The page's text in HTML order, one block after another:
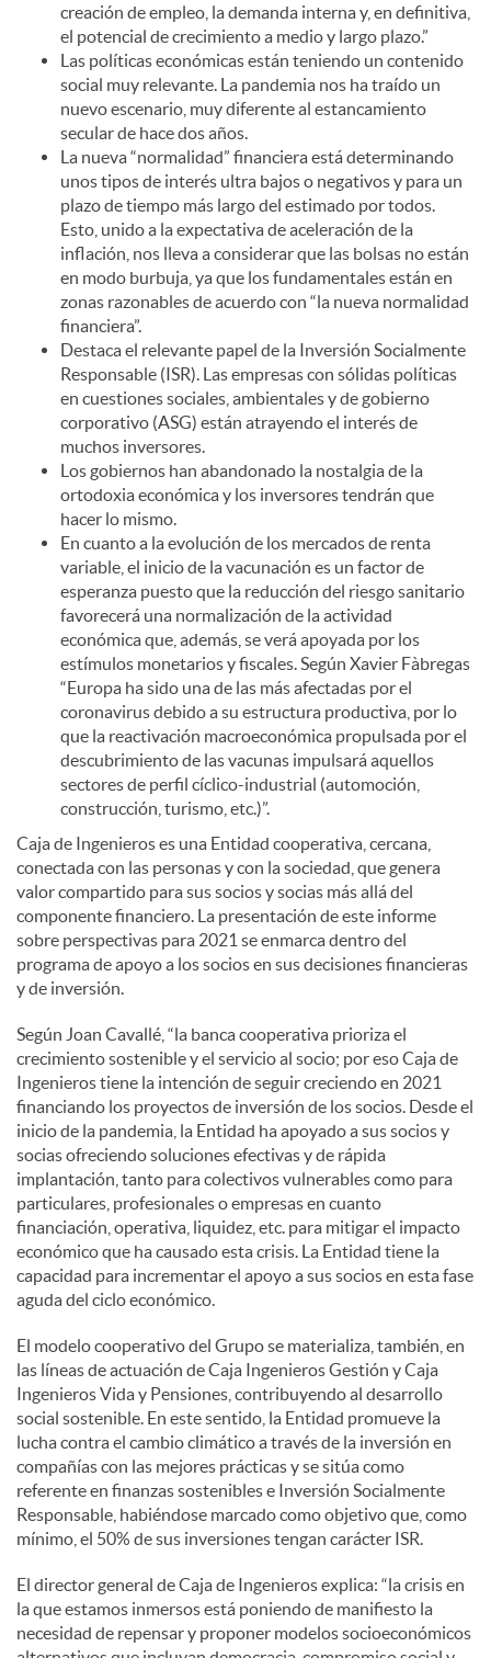
creación de empleo, la demanda interna y, en definitiva,
el potencial de crecimiento a medio y largo plazo.”
Las políticas económicas están teniendo un contenido
social muy relevante. La pandemia nos ha traído un
nuevo escenario, muy diferente al estancamiento
secular de hace dos años.
La nueva “normalidad” financiera está determinando
unos tipos de interés ultra bajos o negativos y para un
plazo de tiempo más largo del estimado por todos.
Esto, unido a la expectativa de aceleración de la
inflación, nos lleva a considerar que las bolsas no están
en modo burbuja, ya que los fundamentales están en
zonas razonables de acuerdo con “la nueva normalidad
financiera”.
Destaca el relevante papel de la Inversión Socialmente
Responsable (ISR). Las empresas con sólidas políticas
en cuestiones sociales, ambientales y de gobierno
corporativo (ASG) están atrayendo el interés de
muchos inversores.
Los gobiernos han abandonado la nostalgia de la
ortodoxia económica y los inversores tendrán que
hacer lo mismo.
En cuanto a la evolución de los mercados de renta
variable, el inicio de la vacunación es un factor de
esperanza puesto que la reducción del riesgo sanitario
favorecerá una normalización de la actividad
económica que, además, se verá apoyada por los
estímulos monetarios y fiscales. Según Xavier Fàbregas
“Europa ha sido una de las más afectadas por el
coronavirus debido a su estructura productiva, por lo
que la reactivación macroeconómica propulsada por el
descubrimiento de las vacunas impulsará aquellos
sectores de perfil cíclico-industrial (automoción,
construcción, turismo, etc.)”.
Caja de Ingenieros es una Entidad cooperativa, cercana,
conectada con las personas y con la sociedad, que genera
valor compartido para sus socios y socias más allá del
componente financiero. La presentación de este informe
sobre perspectivas para 2021 se enmarca dentro del
programa de apoyo a los socios en sus decisiones financieras
y de inversión.
Según Joan Cavallé, “la banca cooperativa prioriza el
crecimiento sostenible y el servicio al socio; por eso Caja de
Ingenieros tiene la intención de seguir creciendo en 2021
financiando los proyectos de inversión de los socios. Desde el
inicio de la pandemia, la Entidad ha apoyado a sus socios y
socias ofreciendo soluciones efectivas y de rápida
implantación, tanto para colectivos vulnerables como para
particulares, profesionales o empresas en cuanto
financiación, operativa, liquidez, etc. para mitigar el impacto
económico que ha causado esta crisis. La Entidad tiene la
capacidad para incrementar el apoyo a sus socios en esta fase
aguda del ciclo económico.
El modelo cooperativo del Grupo se materializa, también, en
las líneas de actuación de Caja Ingenieros Gestión y Caja
Ingenieros Vida y Pensiones, contribuyendo al desarrollo
social sostenible. En este sentido, la Entidad promueve la
lucha contra el cambio climático a través de la inversión en
compañías con las mejores prácticas y se sitúa como
referente en finanzas sostenibles e Inversión Socialmente
Responsable, habiéndose marcado como objetivo que, como
mínimo, el 50% de sus inversiones tengan carácter ISR.
El director general de Caja de Ingenieros explica: “la crisis en
la que estamos inmersos está poniendo de manifiesto la
necesidad de repensar y proponer modelos socioeconómicos